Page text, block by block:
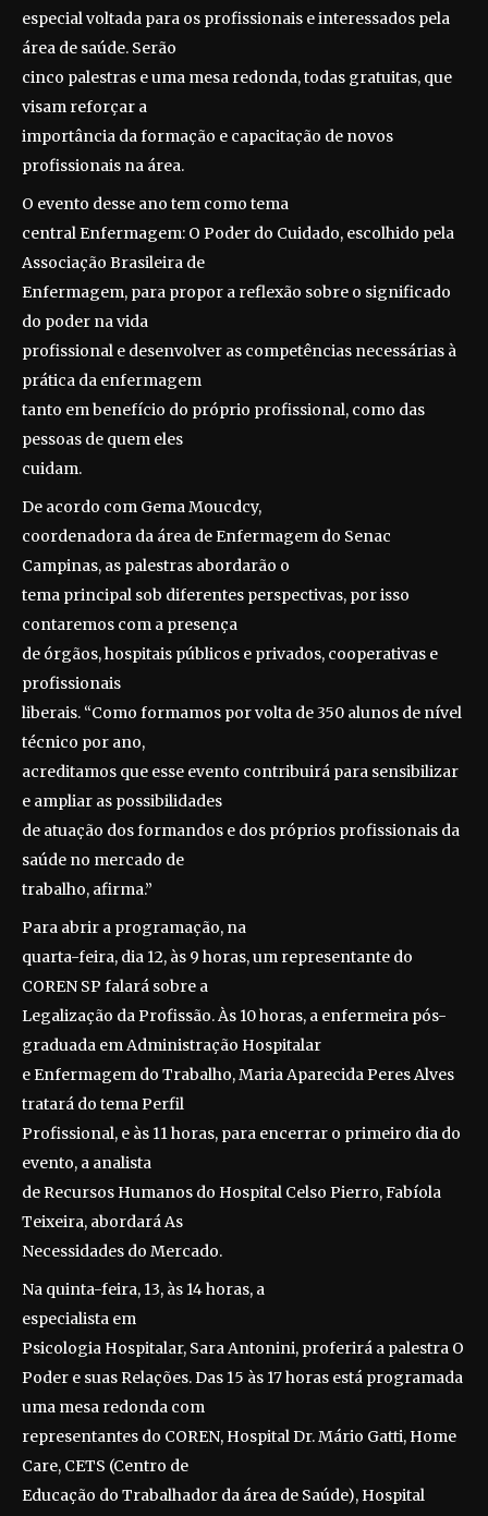
especial voltada para os profissionais e interessados pela
área de saúde. Serão
cinco palestras e uma mesa redonda, todas gratuitas, que
visam reforçar a
importância da formação e capacitação de novos
profissionais na área.
O evento desse ano tem como tema
central Enfermagem: O Poder do Cuidado, escolhido pela
Associação Brasileira de
Enfermagem, para propor a reflexão sobre o significado
do poder na vida
profissional e desenvolver as competências necessárias à
prática da enfermagem
tanto em benefício do próprio profissional, como das
pessoas de quem eles
cuidam.
De acordo com Gema Moucdcy,
coordenadora da área de Enfermagem do Senac
Campinas, as palestras abordarão o
tema principal sob diferentes perspectivas, por isso
contaremos com a presença
de órgãos, hospitais públicos e privados, cooperativas e
profissionais
liberais. “Como formamos por volta de 350 alunos de nível
técnico por ano,
acreditamos que esse evento contribuirá para sensibilizar
e ampliar as possibilidades
de atuação dos formandos e dos próprios profissionais da
saúde no mercado de
trabalho, afirma.”
Para abrir a programação, na
quarta-feira, dia 12, às 9 horas, um representante do
COREN SP falará sobre a
Legalização da Profissão. Às 10 horas, a enfermeira pós-
graduada em Administração Hospitalar
e Enfermagem do Trabalho, Maria Aparecida Peres Alves
tratará do tema Perfil
Profissional, e às 11 horas, para encerrar o primeiro dia do
evento, a analista
de Recursos Humanos do Hospital Celso Pierro, Fabíola
Teixeira, abordará As
Necessidades do Mercado.
Na quinta-feira, 13, às 14 horas, a
especialista em
Psicologia Hospitalar, Sara Antonini, proferirá a palestra O
Poder e suas Relações. Das 15 às 17 horas está programada
uma mesa redonda com
representantes do COREN, Hospital Dr. Mário Gatti, Home
Care, CETS (Centro de
Educação do Trabalhador da área de Saúde), Hospital